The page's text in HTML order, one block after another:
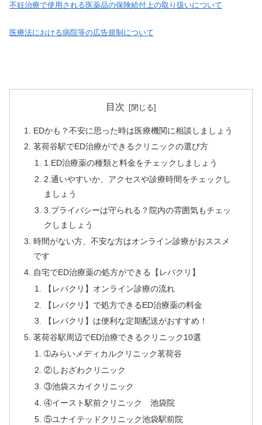
不妊治療で使用される医薬品の保険給付上の取り扱いについて
医療法における病院等の広告規制について
目次
EDかも？不安に思った時は医療機関に相談しましょう
茗荷谷駅でED治療ができるクリニックの選び方
1.ED治療薬の種類と料金をチェックしましょう
2.通いやすいか、アクセスや診療時間をチェックし
ましょう
3.プライバシーは守られる？院内の雰囲気もチェッ
クしましょう
時間がない方、不安な方はオンライン診療がおススメ
です
自宅でED治療薬の処方ができる【レバクリ】
【レバクリ】オンライン診療の流れ
【レバクリ】で処方できるED治療薬の料金
【レバクリ】は便利な定期配送がおすすめ！
茗荷谷駅周辺でED治療できるクリニック10選
➀みらいメディカルクリニック茗荷谷
②しおざわクリニック
③池袋スカイクリニック
④イースト駅前クリニック 池袋院
⑤ユナイテッドクリニック池袋駅前院